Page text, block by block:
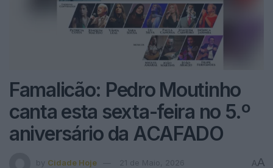
Famalicão: Pedro Moutinho
canta esta sexta-feira no 5.º
aniversário da ACAFADO
by Cidade Hoje 21 de Maio, 2026 AA